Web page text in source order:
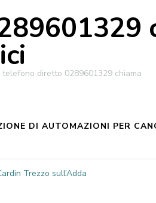
diretto 0289601329 chiama
DI AUTOMAZIONI PER
Trezzo sull’Adda